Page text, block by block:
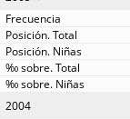
2004